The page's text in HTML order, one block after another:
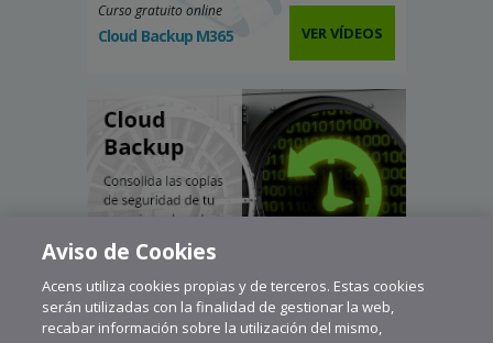
Curso gratuito online
Cloud Backup M365 VER VÍDEOS
Aviso de Cookies
Acens utiliza cookies propias y de terceros. Estas cookies
serán utilizadas con la finalidad de gestionar la web,
recabar información sobre la utilización del mismo,